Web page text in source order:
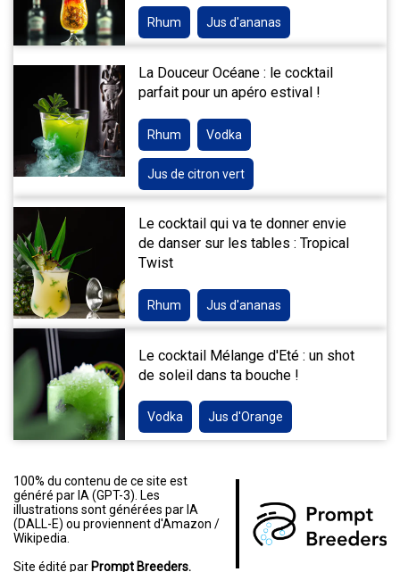
Rhum Jus d'ananas
La Douceur Océane : le cocktail
parfait pour un apéro estival !
Rhum Vodka
Jus de citron vert
Le cocktail qui va te donner envie
de danser sur les tables : Tropical
Twist
Rhum Jus d'ananas
Le cocktail Mélange d'Eté : un shot
de soleil dans ta bouche !
Vodka Jus d'Orange
100% du contenu de ce site est
généré par IA (GPT-3). Les
illustrations sont générées par IA
(DALL-E) ou proviennent d'Amazon /
Wikipedia.
Site édité par Prompt Breeders.